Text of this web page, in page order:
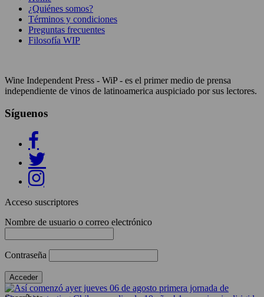
¿Quiénes somos?
Términos y condiciones
Preguntas frecuentes
Filosofía WIP
Wine Independent Press - WiP - es el primer medio de prensa
independiente de vinos de latinoamerica auspiciado por sus lectores.
Síguenos
Acceso suscriptores
Nombre de usuario o correo electrónico
Contraseña